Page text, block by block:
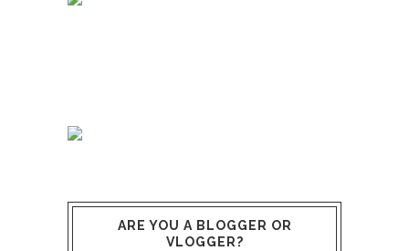
ARE YOU A BLOGGER OR
VLOGGER?